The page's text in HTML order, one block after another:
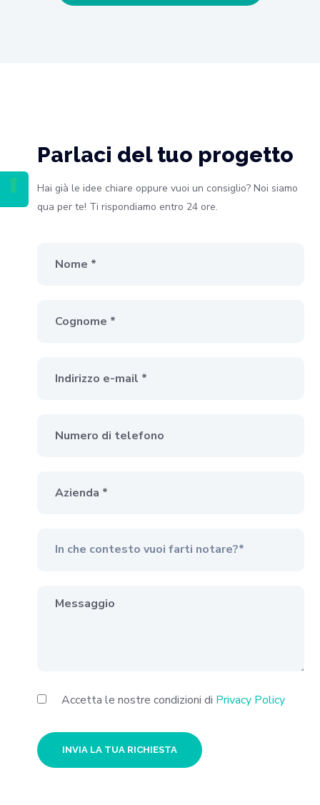
Parlaci del tuo progetto
Hai già le idee chiare oppure vuoi un consiglio? Noi siamo
qua per te! Ti rispondiamo entro 24 ore.
Accetta le nostre condizioni di Privacy Policy